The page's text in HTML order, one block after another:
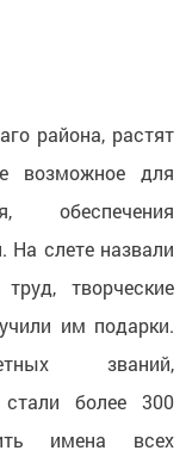
района, растят
возможное для
обеспечения
На слете назвали
творческие
им подарки.
званий,
более 300
имена всех